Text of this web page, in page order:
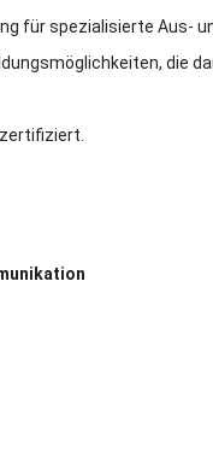
für spezialisierte
die